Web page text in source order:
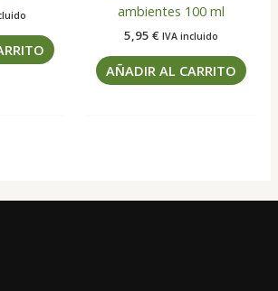
ambientes 100 ml
5,95 € IVA incluido
AÑADIR AL CARRITO